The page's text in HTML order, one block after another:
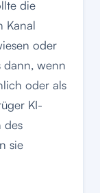
die
Kanal
oder
wenn
oder als
KI-
des
sie